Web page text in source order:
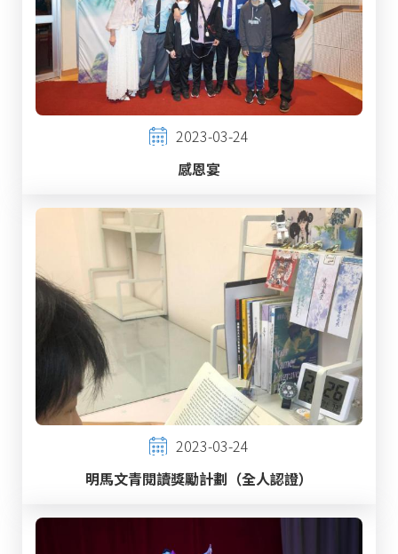
2023-03-24
感恩宴
2023-03-24
明馬文青閱讀獎勵計劃（全人認證）